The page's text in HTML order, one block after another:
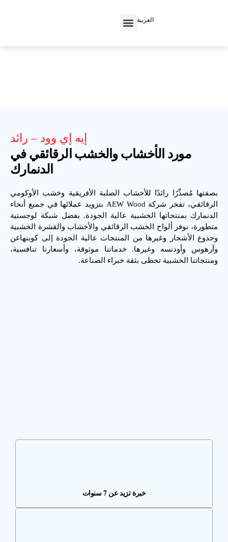
العربية
إيه إي وود – رائد
مورد الأخشاب والخشب الرقائقي في
الدنمارك
بصفتها مُصدِّرًا رائدًا للأخشاب الصلبة الأفريقية وخشب الأوكومي
الرقائقي، تفخر شركة AEW Wood بتزويد عملائها في جميع أنحاء
الدنمارك بمنتجاتها الخشبية عالية الجودة. بفضل شبكة لوجستية
متطورة، نوفر ألواح الخشب الرقائقي والأخشاب والقشرة الخشبية
وجذوع الأشجار وغيرها من المنتجات عالية الجودة إلى كوبنهاغن
وآرهوس وأودنسه وغيرها. خدماتنا موثوقة، وأسعارنا تنافسية،
ومنتجاتنا الخشبية تحظى بثقة خبراء الصناعة.
خبرة تزيد عن 7 سنوات